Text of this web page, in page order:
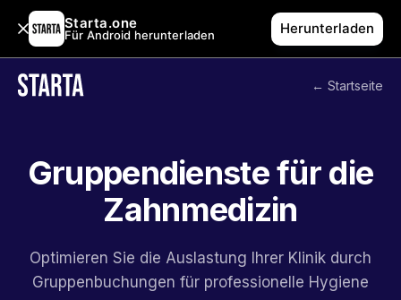
Starta.one
Für Android herunterladen Herunterladen
← Startseite
Gruppendienste für die
Zahnmedizin
Optimieren Sie die Auslastung Ihrer Klinik durch
Gruppenbuchungen für professionelle Hygiene